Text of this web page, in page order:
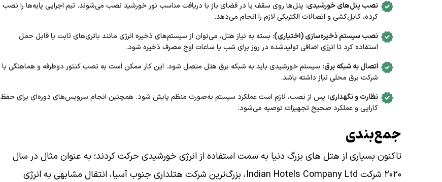
نصب پنل‌های خورشیدی: پنل‌ها روی سقف یا در فضای باز با دریافت مناسب نور خورشید نصب می‌شوند. تیم اجرایی پایه‌ها را نصب
کرده، کابل‌کشی و اتصالات الکتریکی لازم را انجام می‌دهد.
نصب سیستم ذخیره‌سازی (اختیاری): بسته به نیاز هتل، می‌توان از سیستم‌های ذخیره انرژی مانند باتری‌های ثابت یا قابل حمل
استفاده کرد تا انرژی اضافی تولیدشده در روز برای شب یا ساعات اوج مصرف ذخیره شود.
اتصال به شبکه برق: سیستم خورشیدی باید به شبکه برق هتل متصل شود. این کار ممکن است به نصب کنتور دوطرفه و هماهنگی با
شرکت برق محلی نیاز داشته باشد.
نظارت و نگهداری: پس از نصب، لازم است عملکرد سیستم به‌صورت منظم پایش شود. همچنین انجام سرویس‌های دوره‌ای برای حفظ
کارایی و عملکرد صحیح تجهیزات توصیه می‌شود.
جمع‌بندی
تاکنون بسیاری از هتل های بزرگ دنیا به سمت استفاده از انرژی خورشیدی حرکت کردند؛ به عنوان مثال در سال
۲۰۲۰ شرکت Indian Hotels Company Ltd، بزرگ‌ترین شرکت هتلداری جنوب آسیا، انتقال مشابهی به انرژی